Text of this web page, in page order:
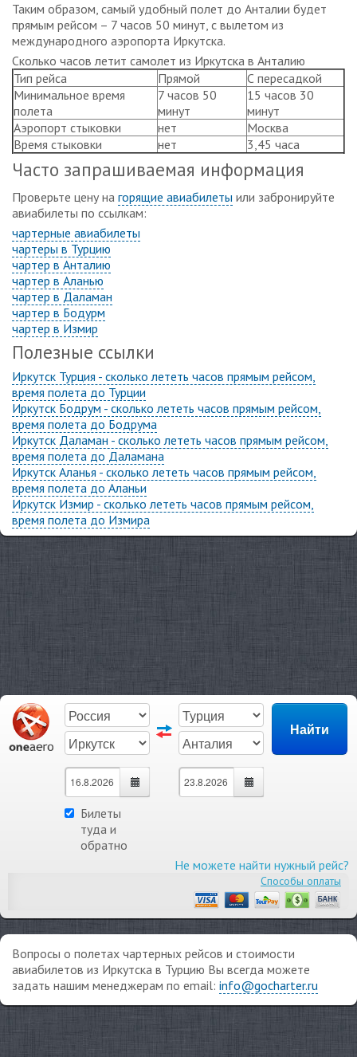
Таким образом, самый удобный полет до Анталии будет
прямым рейсом – 7 часов 50 минут, с вылетом из
международного аэропорта Иркутска.
Сколько часов летит самолет из Иркутска в Анталию
Тип рейса
Прямой
С пересадкой
Минимальное время
полета
7 часов 50
минут
15 часов 30
минут
Аэропорт стыковки
нет
Москва
Время стыковки
нет 3,45 часа
Часто запрашиваемая информация
Проверьте цену на горящие авиабилеты или забронируйте
авиабилеты по ссылкам:
чартерные авиабилеты
чартеры в Турцию
чартер в Анталию
чартер в Аланью
чартер в Даламан
чартер в Бодурм
чартер в Измир
Полезные ссылки
Иркутск Турция - сколько лететь часов прямым рейсом,
время полета до Турции
Иркутск Бодрум - сколько лететь часов прямым рейсом,
время полета до Бодрума
Иркутск Даламан - сколько лететь часов прямым рейсом,
время полета до Даламана
Иркутск Аланья - сколько лететь часов прямым рейсом,
время полета до Аланьи
Иркутск Измир - сколько лететь часов прямым рейсом,
время полета до Измира
Билеты
туда и
обратно
Не можете найти нужный рейс?
Способы оплаты
Вопросы о полетах чартерных рейсов и стоимости
авиабилетов из Иркутска в Турцию Вы всегда можете
задать нашим менеджерам по email: info@gocharter.ru